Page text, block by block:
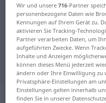
Tschechisch-
Tschechisch-
für "cela"
"cela" Deutsch
„cela“:
Wir und unsere716-Partner
personenbezogene Daten wie
Kennungen auf Ihrem Gerät zu.
aktivieren Sie Tracking-
Partner verarbeiten Daten, um
aufgeführten Zwecke. Wenn
Inhalte und Anzeigen
können dieses Menü jederzeit
ändern oder Ihre Einwilligung zu
Privatsphäre-Einstellungen am
Einstellungen gelten innerhalb
finden Sie in unserer